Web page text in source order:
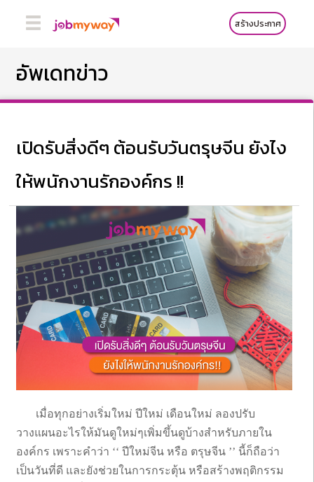
สร้างประกาศ
อัพเดทข่าว
เปิดรับสิ่งดีๆ ต้อนรับวันตรุษจีน ยังไง
ให้พนักงานรักองค์กร !!
เมื่อทุกอย่างเริ่มใหม่ ปีใหม่ เดือนใหม่ ลองปรับ
วางแผนอะไรให้มันดูใหม่ๆเพิ่มขึ้นดูบ้างสำหรับภายใน
องค์กร เพราะคำว่า ‘‘ ปีใหม่จีน หรือ ตรุษจีน ’’ นี้ก็ถือว่า
เป็นวันที่ดี และยังช่วยในการกระตุ้น หรือสร้างพฤติกรรม